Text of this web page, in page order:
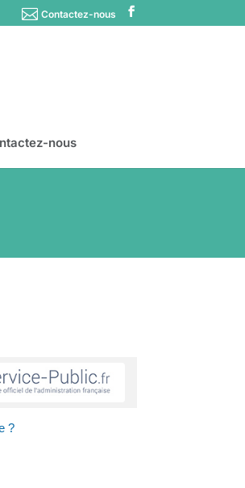
Contactez-nous
nous
?